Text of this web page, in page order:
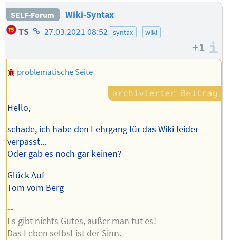
SELF-Forum
Wiki-Syntax
TS Homepage
Autors
27.03.2021 08:52 syntax wiki
+1
problematische Seite
Hello,
schade, ich habe den Lehrgang für das Wiki leider
verpasst...
Oder gab es noch gar keinen?
Glück Auf
Tom vom Berg
--
Es gibt nichts Gutes, außer man tut es!
Das Leben selbst ist der Sinn.